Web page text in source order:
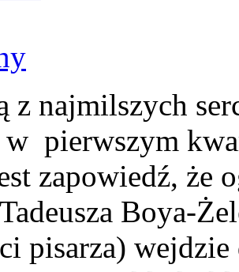
najmilszych
w pierwszym
zapowiedź, że
Boya-
pisarza)